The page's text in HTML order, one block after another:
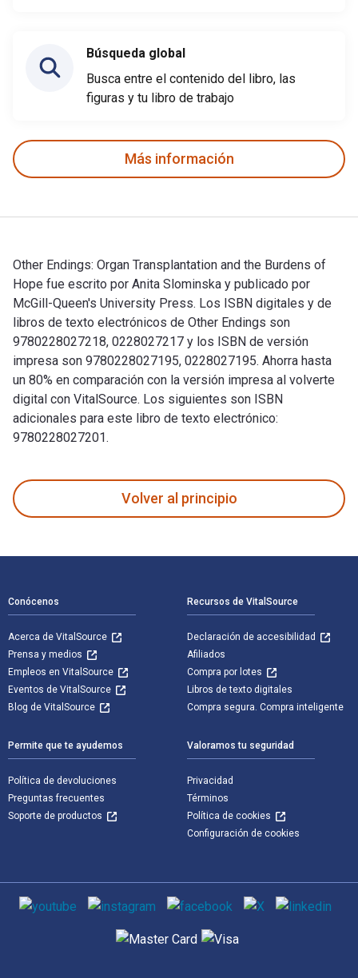
Búsqueda global
Busca entre el contenido del libro, las
figuras y tu libro de trabajo
Más información
Other Endings: Organ Transplantation and the Burdens of
Hope fue escrito por Anita Slominska y publicado por
McGill-Queen's University Press. Los ISBN digitales y de
libros de texto electrónicos de Other Endings son
9780228027218, 0228027217 y los ISBN de versión
impresa son 9780228027195, 0228027195. Ahorra hasta
un 80% en comparación con la versión impresa al volverte
digital con VitalSource. Los siguientes son ISBN
adicionales para este libro de texto electrónico:
9780228027201.
Volver al principio
Conócenos
Acerca de VitalSource
Prensa y medios
Empleos en VitalSource
Eventos de VitalSource
Blog de VitalSource
Recursos de VitalSource
Declaración de accesibilidad
Afiliados
Compra por lotes
Libros de texto digitales
Compra segura. Compra inteligente
Permite que te ayudemos
Política de devoluciones
Preguntas frecuentes
Soporte de productos
Valoramos tu seguridad
Privacidad
Términos
Política de cookies
Configuración de cookies
Medios de comunicación social
Métodos de pago admitidos